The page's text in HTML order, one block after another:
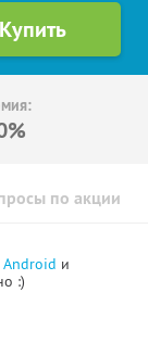
по акции
Android и
:)